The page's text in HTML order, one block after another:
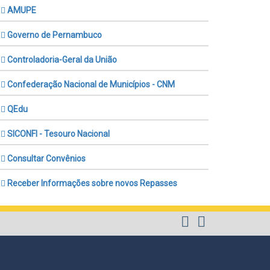
AMUPE
Governo de Pernambuco
Controladoria-Geral da União
Confederação Nacional de Municípios - CNM
QEdu
SICONFI - Tesouro Nacional
Consultar Convênios
Receber Informações sobre novos Repasses